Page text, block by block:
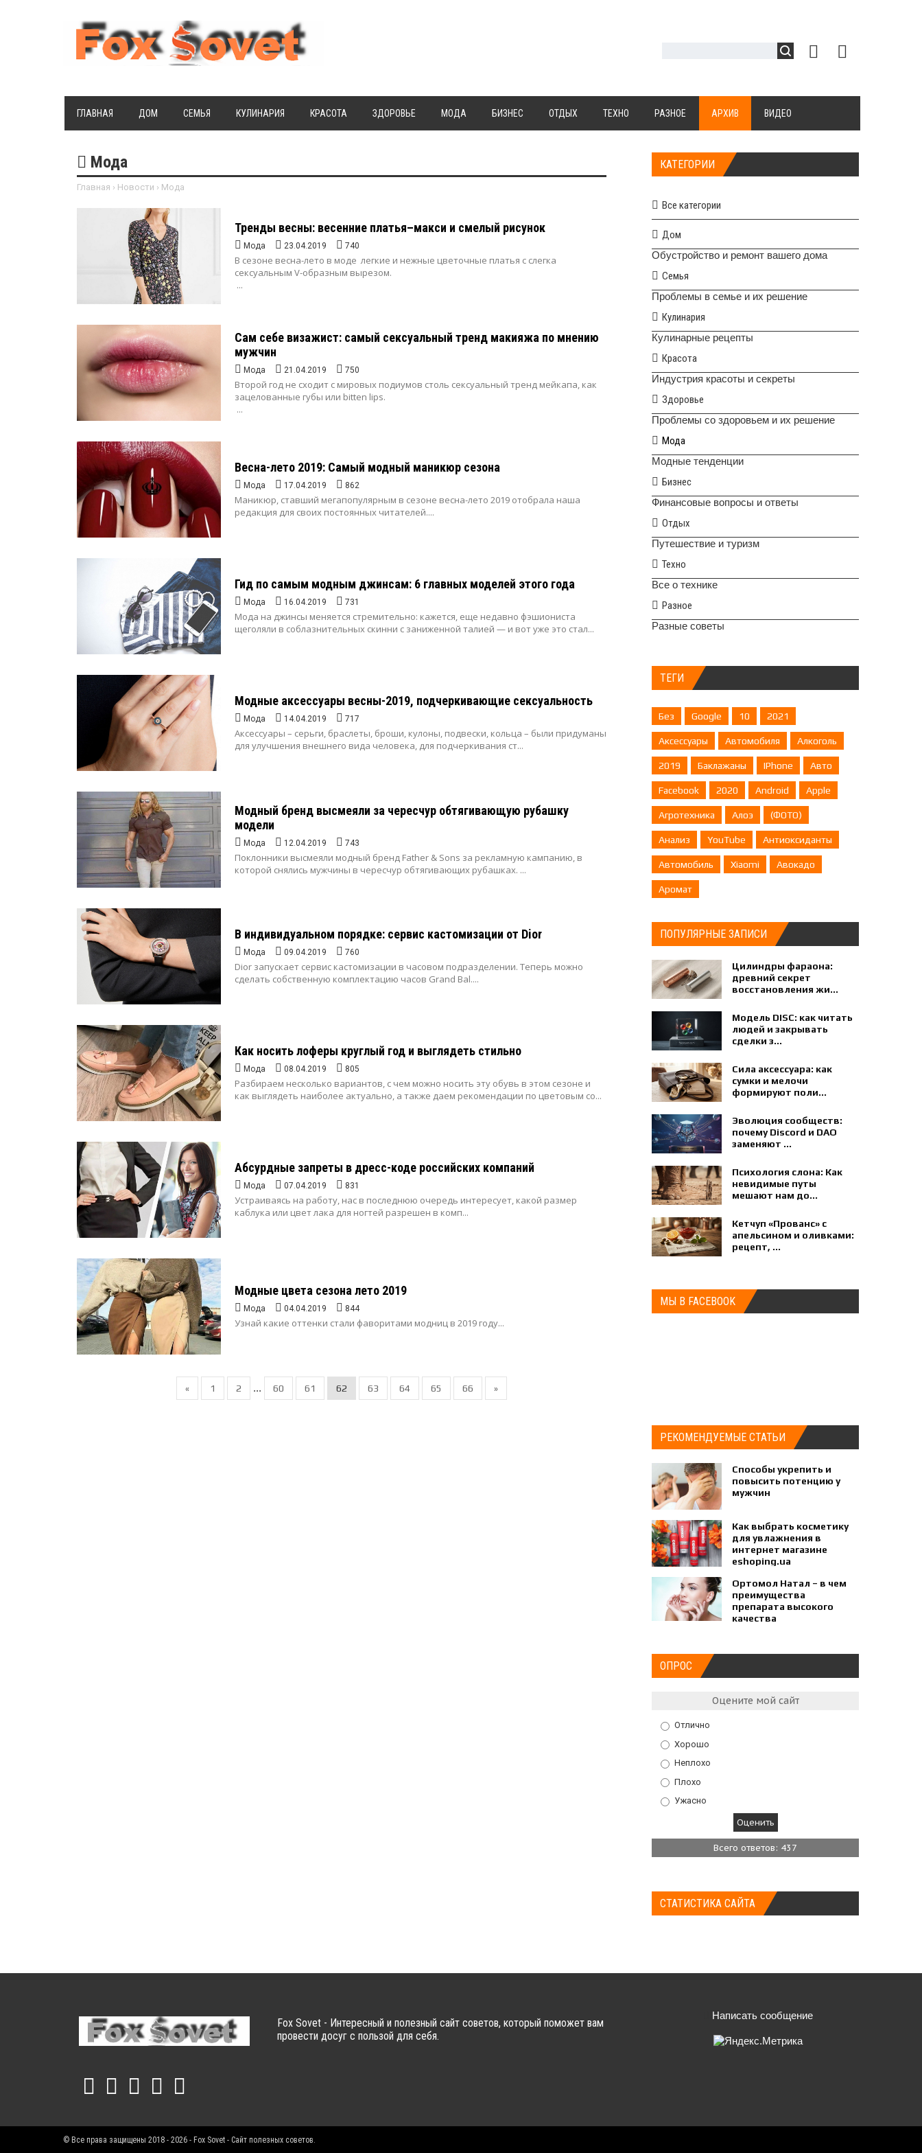
ГЛАВНАЯ ДОМ СЕМЬЯ КУЛИНАРИЯ КРАСОТА ЗДОРОВЬЕ МОДА БИЗНЕС ОТДЫХ ТЕХНО РАЗНОЕ АРХИВ ВИДЕО
Мода
Главная › Новости › Мода
Тренды весны: весенние платья–макси и смелый рисунок
Мода 23.04.2019 740
В сезоне весна-лето в моде легкие и нежные цветочные платья с слегка
сексуальным V-образным вырезом.
...
Сам себе визажист: самый сексуальный тренд макияжа по мнению
мужчин
Мода 21.04.2019 750
Второй год не сходит с мировых подиумов столь сексуальный тренд мейкапа, как
зацелованные губы или bitten lips.
...
Весна-лето 2019: Самый модный маникюр сезона
Мода 17.04.2019 862
Маникюр, ставший мегапопулярным в сезоне весна-лето 2019 отобрала наша
редакция для своих постоянных читателей....
Гид по самым модным джинсам: 6 главных моделей этого года
Мода 16.04.2019 731
Мода на джинсы меняется стремительно: кажется, еще недавно фэшиониста
щеголяли в соблазнительных скинни с заниженной талией — и вот уже это стал...
Модные аксессуары весны-2019, подчеркивающие сексуальность
Мода 14.04.2019 717
Аксессуары – серьги, браслеты, броши, кулоны, подвески, кольца – были придуманы
для улучшения внешнего вида человека, для подчеркивания ст...
Модный бренд высмеяли за чересчур обтягивающую рубашку
модели
Мода 12.04.2019 743
Поклонники высмеяли модный бренд Father & Sons за рекламную кампанию, в
которой снялись мужчины в чересчур обтягивающих рубашках. ...
В индивидуальном порядке: сервис кастомизации от Dior
Мода 09.04.2019 760
Dior запускает сервис кастомизации в часовом подразделении. Теперь можно
сделать собственную комплектацию часов Grand Bal....
Как носить лоферы круглый год и выглядеть стильно
Мода 08.04.2019 805
Разбираем несколько вариантов, с чем можно носить эту обувь в этом сезоне и
как выглядеть наиболее актуально, а также даем рекомендации по цветовым со...
Абсурдные запреты в дресс-коде российских компаний
Мода 07.04.2019 831
Устраиваясь на работу, нас в последнюю очередь интересует, какой размер
каблука или цвет лака для ногтей разрешен в комп...
Модные цвета сезона лето 2019
Мода 04.04.2019 844
Узнай какие оттенки стали фаворитами модниц в 2019 году...
« 1 2 ... 60 61 62 63 64 65 66 »
КАТЕГОРИИ
Все категории
Дом
Обустройство и ремонт вашего дома
Семья
Проблемы в семье и их решение
Кулинария
Кулинарные рецепты
Красота
Индустрия красоты и секреты
Здоровье
Проблемы со здоровьем и их решение
Мода
Модные тенденции
Бизнес
Финансовые вопросы и ответы
Отдых
Путешествие и туризм
Техно
Все о технике
Разное
Разные советы
ТЕГИ
Без Google 10 2021
Аксессуары Автомобиля Алкоголь
2019 Баклажаны IPhone Авто
Facebook 2020 Android Apple
Агротехника Алоэ (ФОТО)
Анализ YouTube Антиоксиданты
Автомобиль Xiaomi Авокадо
Аромат
ПОПУЛЯРНЫЕ ЗАПИСИ
Цилиндры фараона:
древний секрет
восстановления жи...
Модель DISC: как читать
людей и закрывать
сделки з...
Сила аксессуара: как
сумки и мелочи
формируют поли...
Эволюция сообществ:
почему Discord и DAO
заменяют ...
Психология слона: Как
невидимые путы
мешают нам до...
Кетчуп «Прованс» с
апельсином и оливками:
рецепт, ...
МЫ В FACEBOOK
РЕКОМЕНДУЕМЫЕ СТАТЬИ
Способы укрепить и
повысить потенцию у
мужчин
Как выбрать косметику
для увлажнения в
интернет магазине
eshoping.ua
Ортомол Натал – в чем
преимущества
препарата высокого
качества
ОПРОС
Оцените мой сайт
Отлично
Хорошо
Неплохо
Плохо
Ужасно
Всего ответов: 437
СТАТИСТИКА САЙТА
Fox Sovet - Интересный и полезный сайт советов, который поможет вам
провести досуг с пользой для себя.
Написать сообщение
© Все права защищены 2018 - 2026 - Fox Sovet - Сайт полезных советов.